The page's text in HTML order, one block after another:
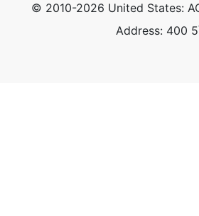
© 2010-2026 United States:
Address: 400 5